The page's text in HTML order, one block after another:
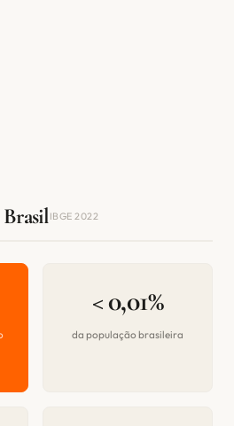
IBGE 2022
< 0,01%
da população brasileira